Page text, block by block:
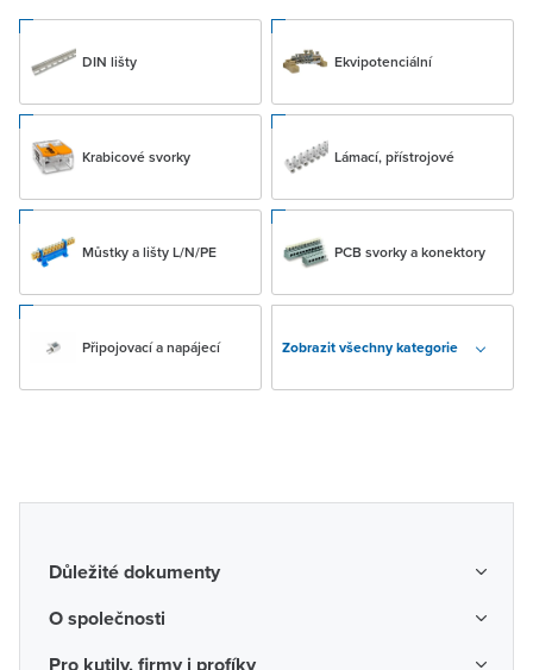
DIN lišty Ekvipotenciální
Krabicové svorky Lámací, přístrojové
Můstky a lišty L/N/PE PCB svorky a konektory
Připojovací a napájecí Zobrazit všechny kategorie
Důležité dokumenty
Obchodní podmínky
O společnosti
O nás
Pro kutily, firmy i profíky